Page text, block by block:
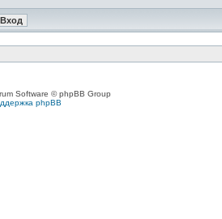
Software © phpBB Group
phpBB